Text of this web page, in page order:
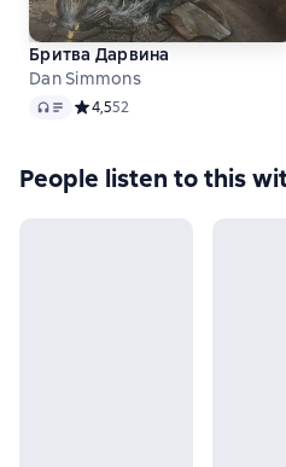
Бритва Дарвина
Dan Simmons
Audio Средний рейтинг 4,5 на
4,552
People listen to this